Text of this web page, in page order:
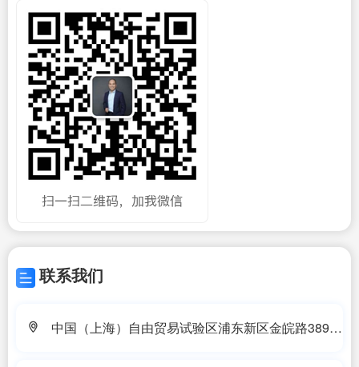
联系我们
中国（上海）自由贸易试验区浦东新区金皖路389号